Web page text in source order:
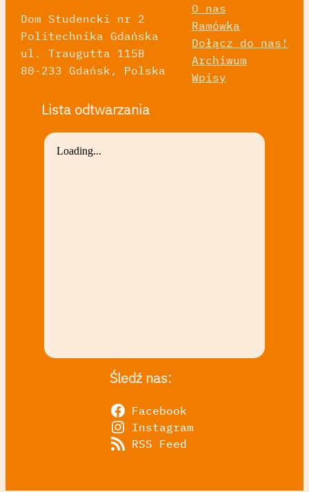
Dom Studencki nr 2
Politechnika Gdańska
ul. Traugutta 115B
80-233 Gdańsk, Polska
O nas
Ramówka
Dołącz do nas!
Archiwum
Wpisy
Lista odtwarzania
Śledź nas:
Facebook
Instagram
RSS Feed